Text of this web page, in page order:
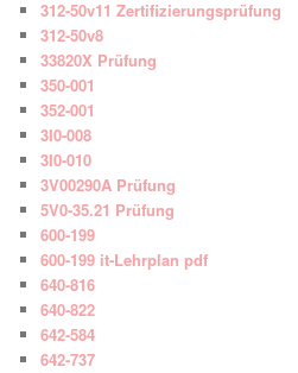
312-50v11 Zertifizierungsprüfung
312-50v8
33820X Prüfung
350-001
352-001
3I0-008
3I0-010
3V00290A Prüfung
5V0-35.21 Prüfung
600-199
600-199 it-Lehrplan pdf
640-816
640-822
642-584
642-737